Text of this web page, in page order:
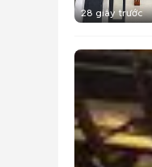
28 giây trước